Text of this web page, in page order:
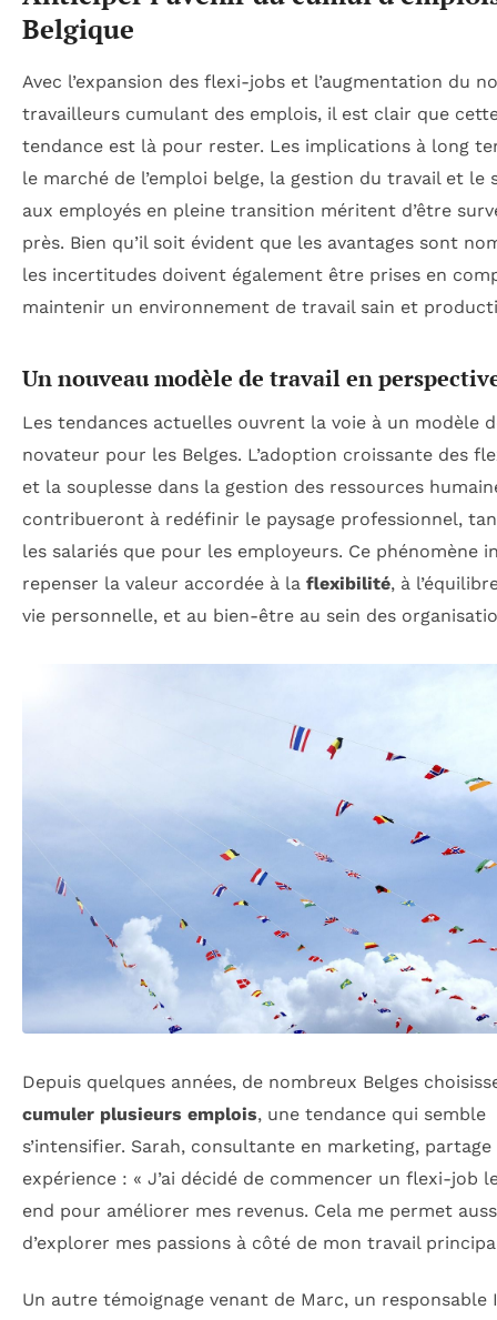
Belgique
Avec l’expansion des flexi-jobs et l’augmentation du
travailleurs cumulant des emplois, il est clair que
tendance est là pour rester. Les implications à long
le marché de l’emploi belge, la gestion du travail et le
aux employés en pleine transition méritent d’être
près. Bien qu’il soit évident que les avantages sont
les incertitudes doivent également être prises en
maintenir un environnement de travail sain et
Un nouveau modèle de travail en
Les tendances actuelles ouvrent la voie à un modèle
novateur pour les Belges. L’adoption croissante des
et la souplesse dans la gestion des ressources
contribueront à redéfinir le paysage professionnel,
les salariés que pour les employeurs. Ce phénomène
repenser la valeur accordée à la flexibilité, à
vie personnelle, et au bien-être au sein des
Depuis quelques années, de nombreux Belges
cumuler plusieurs emplois, une tendance qui semble
s’intensifier. Sarah, consultante en marketing, partage
expérience : « J’ai décidé de commencer un flexi-job
end pour améliorer mes revenus. Cela me permet
d’explorer mes passions à côté de mon travail
Un autre témoignage venant de Marc, un responsable